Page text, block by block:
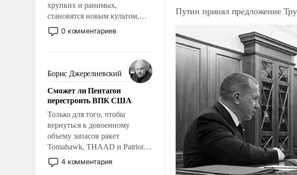
хрупких и ранимых,
становятся новым культом,
постепенно вытесняя и
отменяя традиционное
мужественным и твердым под
ударами судьбы, брать на себя
ответственность, помогать
слабым, идти вперед и
адаптироваться.
0 комментариев
Борис Джерелиевский
Сможет ли Пентагон
перестроить ВПК США
Только для того, чтобы
вернуться к довоенному
объему запасов ракет
Tomahawk, THAAD и Patriot
США потребуется более трех
лет. Даже небольшая война с
4 комментария
Путин принял предложение